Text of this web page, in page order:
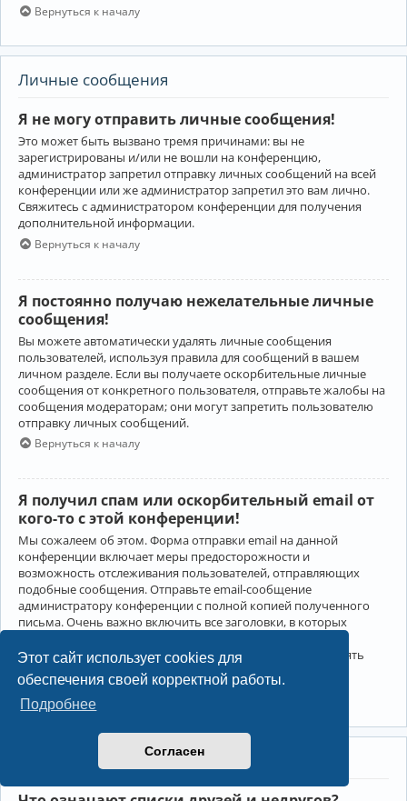
Этот сайт использует cookies для
обеспечения своей корректной работы.
Подробнее
Согласен
Вернуться к началу
Личные сообщения
Я не могу отправить личные сообщения!
Это может быть вызвано тремя причинами: вы не
зарегистрированы и/или не вошли на конференцию,
администратор запретил отправку личных сообщений на всей
конференции или же администратор запретил это вам лично.
Свяжитесь с администратором конференции для получения
дополнительной информации.
Вернуться к началу
Я постоянно получаю нежелательные личные
сообщения!
Вы можете автоматически удалять личные сообщения
пользователей, используя правила для сообщений в вашем
личном разделе. Если вы получаете оскорбительные личные
сообщения от конкретного пользователя, отправьте жалобы на
сообщения модераторам; они могут запретить пользователю
отправку личных сообщений.
Вернуться к началу
Я получил спам или оскорбительный email от
кого-то с этой конференции!
Мы сожалеем об этом. Форма отправки email на данной
конференции включает меры предосторожности и
возможность отслеживания пользователей, отправляющих
подобные сообщения. Отправьте email-сообщение
администратору конференции с полной копией полученного
письма. Очень важно включить все заголовки, в которых
Администратор конференции сможет в этом случае принять
меры.
Друзья и недруги